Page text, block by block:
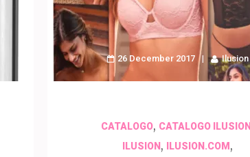
26 December 2017 Ilusion
CATALOGO, CATALOGO ILUSION
ILUSION , ILUSION.COM ,